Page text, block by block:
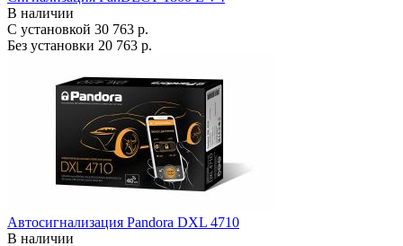
В наличии
С установкой 30 763 р.
Без установки 20 763 р.
Автосигнализация Pandora DXL 4710
В наличии